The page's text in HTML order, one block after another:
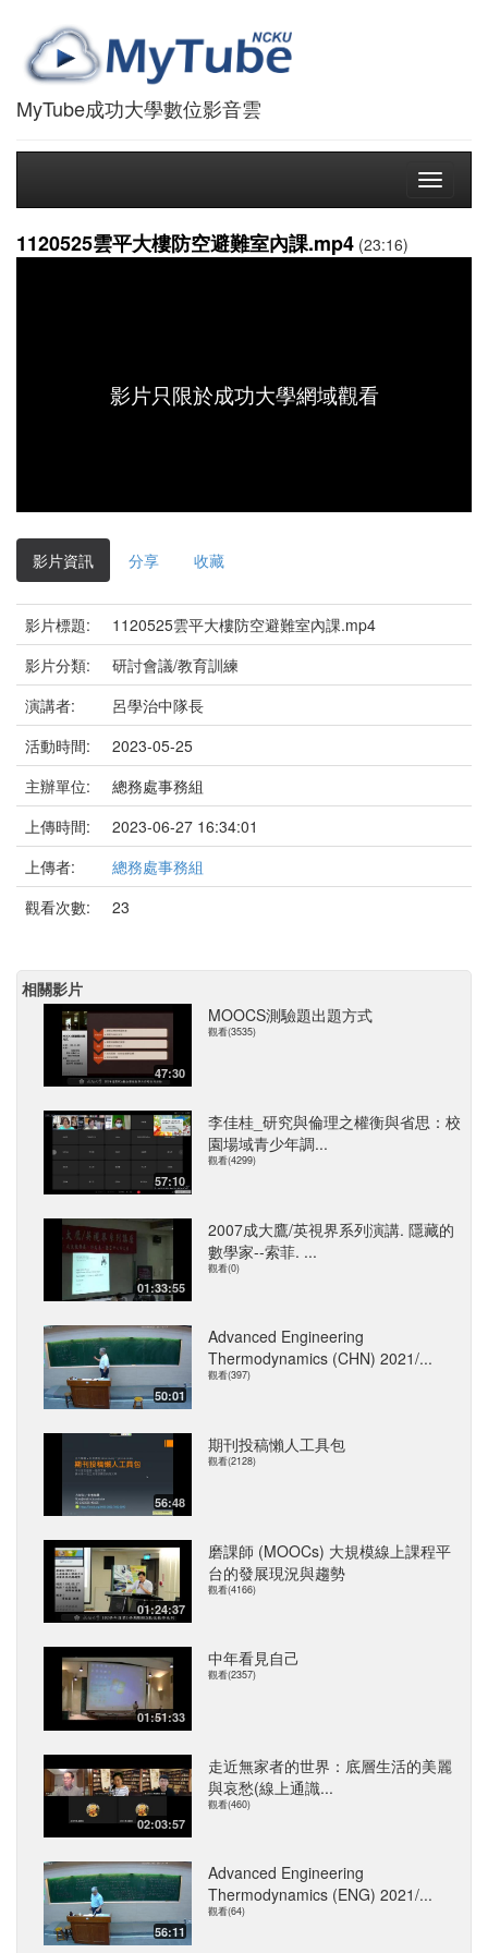
MyTube成功大學數位影音雲
Toggle
1120525雲平大樓防空避難室內課.mp4 (23:16)
影片只限於成功大學網域觀看
影片資訊 分享 收藏
影片標題:
1120525雲平大樓防空避難室內課.mp4
影片分類:
研討會議/教育訓練
演講者:
呂學治中隊長
活動時間:
2023-05-25
主辦單位:
總務處事務組
上傳時間:
2023-06-27 16:34:01
上傳者:
總務處事務組
觀看次數:
23
相關影片
47:30
MOOCS測驗題出題方式
觀看(3535)
57:10
李佳桂_研究與倫理之權衡與省思：校
園場域青少年調...
觀看(4299)
01:33:55
2007成大鷹/英視界系列演講. 隱藏的
數學家--索菲. ...
觀看(0)
50:01
Advanced Engineering
Thermodynamics (CHN) 2021/...
觀看(397)
56:48
期刊投稿懶人工具包
觀看(2128)
01:24:37
磨課師 (MOOCs) 大規模線上課程平
台的發展現況與趨勢
觀看(4166)
01:51:33
中年看見自己
觀看(2357)
02:03:57
走近無家者的世界：底層生活的美麗
與哀愁(線上通識...
觀看(460)
56:11
Advanced Engineering
Thermodynamics (ENG) 2021/...
觀看(64)